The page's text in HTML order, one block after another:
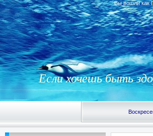
Вы вошли как
Если хочешь быть